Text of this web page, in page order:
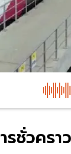
ชั่วครา